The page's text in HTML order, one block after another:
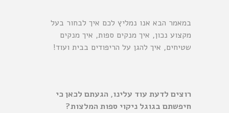
במאמר הבא אנו נמליץ לכם איך לבחור בעל
מקצוע נכון, איך מנקים ספות, איך מנקים
שטיחים, איך להגן על הריפודים בבית ועוד!
רוצים לדעת עוד עלינו, הגעתם לכאן כי
חיפשתם בגוגל ניקוי ספות המלצות?